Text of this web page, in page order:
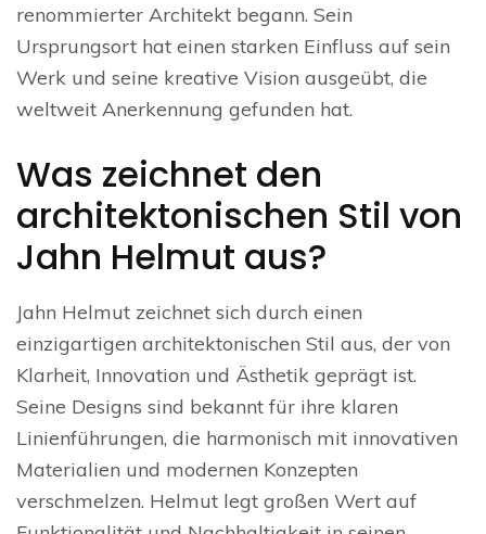
renommierter Architekt begann. Sein
Ursprungsort hat einen starken Einfluss auf sein
Werk und seine kreative Vision ausgeübt, die
weltweit Anerkennung gefunden hat.
Was zeichnet den
architektonischen Stil von
Jahn Helmut aus?
Jahn Helmut zeichnet sich durch einen
einzigartigen architektonischen Stil aus, der von
Klarheit, Innovation und Ästhetik geprägt ist.
Seine Designs sind bekannt für ihre klaren
Linienführungen, die harmonisch mit innovativen
Materialien und modernen Konzepten
verschmelzen. Helmut legt großen Wert auf